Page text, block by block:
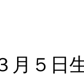
５日生